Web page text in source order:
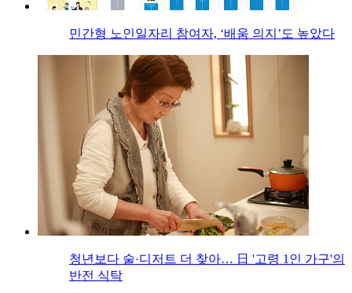
민간형 노인일자리 참여자, ‘배움 의지’도 높았다
청년보다 술·디저트 더 찾아… 日 '고령 1인 가구'의
반전 식탁